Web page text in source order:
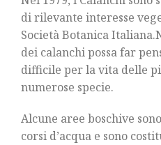
di rilevante interesse
Società Botanica
dei calanchi possa far
difficile per la vita delle
numerose specie.
Alcune aree boschive
corsi d’acqua e sono